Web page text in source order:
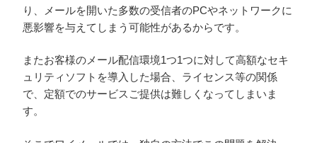
り、メールを開いた多数の受信者のPCやネットワークに
悪影響を与えてしまう可能性があるからです。
またお客様のメール配信環境1つ1つに対して高額なセキ
ュリティソフトを導入した場合、ライセンス等の関係
で、定額でのサービスご提供は難しくなってしまいま
す。